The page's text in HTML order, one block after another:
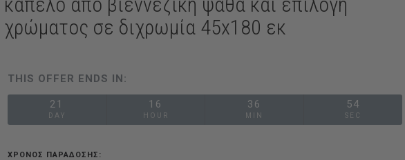
χρώματος σε διχρωμία 45x180 εκ
THIS OFFER ENDS IN:
21
DAY
16
HOUR
36
MIN
53
SEC
ΧΡΟΝΟΣ ΠΑΡΑΔΟΣΗΣ: